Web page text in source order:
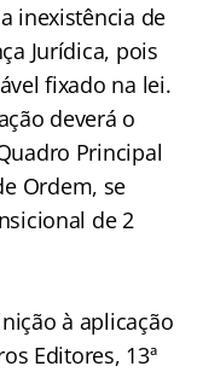
inexistência de
Jurídica, pois
fixado na lei.
deverá o
Principal
Ordem, se
de 2
à aplicação
Editores, 13ª